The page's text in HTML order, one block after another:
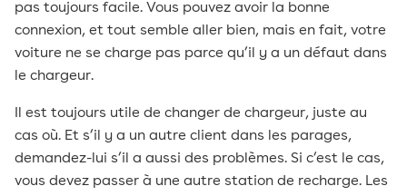
pas toujours facile. Vous pouvez avoir la bonne
connexion, et tout semble aller bien, mais en fait, votre
voiture ne se charge pas parce qu’il y a un défaut dans
le chargeur.
Il est toujours utile de changer de chargeur, juste au
cas où. Et s’il y a un autre client dans les parages,
demandez-lui s’il a aussi des problèmes. Si c’est le cas,
vous devez passer à une autre station de recharge. Les